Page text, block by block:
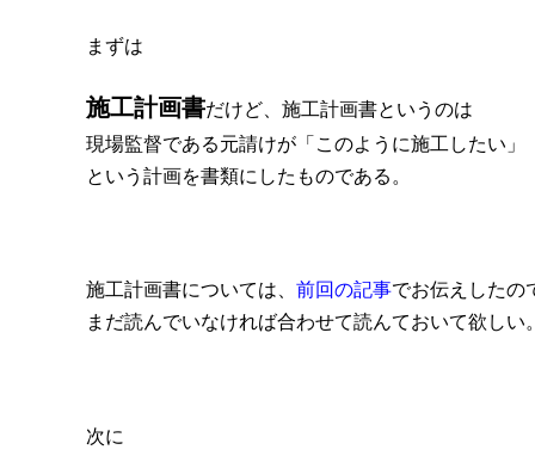
まずは
施工計画書だけど、施工計画書というのは
現場監督である元請けが「このように施工したい」
という計画を書類にしたものである。
施工計画書については、 前回の記事でお伝えしたの
まだ読んでいなければ合わせて読んておいて欲しい
次に